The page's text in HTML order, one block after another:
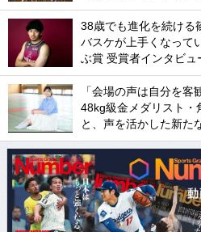
38歳でも進化を続ける
バスケが上手くなって
ぶ賞 受賞者インタビュ
「会場の声は自分を
48kg級金メダリスト・
と、声を活かした新た